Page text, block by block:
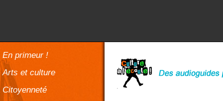
En primeur !
Arts et culture
Citoyenneté